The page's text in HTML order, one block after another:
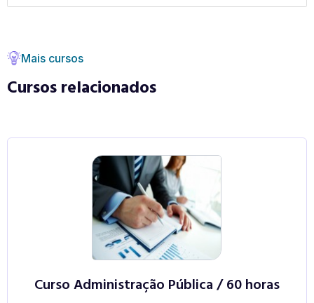
Mais cursos
Cursos relacionados
Curso Administração Pública / 60 horas